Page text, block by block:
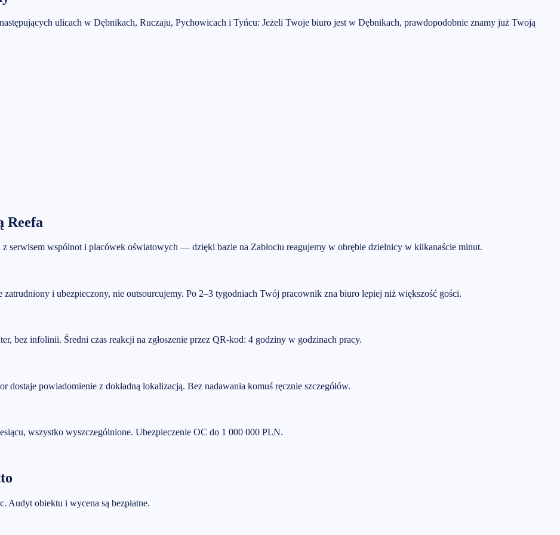
ulicach w Dębnikach, Ruczaju, Pychowicach i Tyńcu: Jeżeli Twoje biuro jest w Dębnikach, prawdopodobnie znamy już Twoją
Reefa
serwisem wspólnot i placówek oświatowych — dzięki bazie na Zabłociu reagujemy w obrębie dzielnicy w kilkanaście minut.
i ubezpieczony, nie outsourcujemy. Po 2–3 tygodniach Twój pracownik zna biuro lepiej niż większość gości.
bez infolinii. Średni czas reakcji na zgłoszenie przez QR-kod: 4 godziny w godzinach pracy.
powiadomienie z dokładną lokalizacją. Bez nadawania komuś ręcznie szczegółów.
wszystko wyszczególnione. Ubezpieczenie OC do 1 000 000 PLN.
Audyt obiektu i wycena są bezpłatne.